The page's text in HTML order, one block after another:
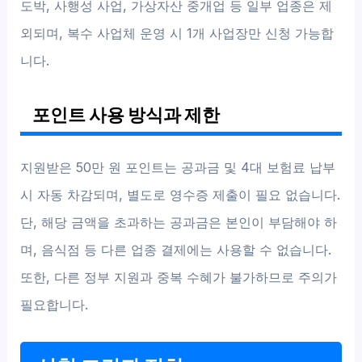
도박, 사행성 사업, 가상자산 중개업 등 일부 업종은 제
외되며, 복수 사업체 운영 시 1개 사업장만 신청 가능합
니다.
포인트 사용 방식과 제한
지원받은 50만 원 포인트는 공과금 및 4대 보험료 납부
시 자동 차감되며, 별도로 영수증 제출이 필요 없습니다.
단, 해당 금액을 초과하는 공과금은 본인이 부담해야 하
며, 음식점 등 다른 업종 결제에는 사용할 수 없습니다.
또한, 다른 정부 지원과 중복 수혜가 불가하므로 주의가
필요합니다.